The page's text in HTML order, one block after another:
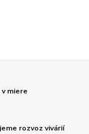
miere
rozvoz vivárií